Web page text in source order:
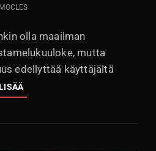
olla maailman
mutta
edellyttää käyttäjältä
BEYERDYNAMIC
AVENTHO
RETROHENKINEN